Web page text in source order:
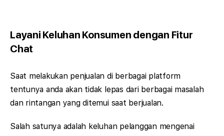
Layani Keluhan Konsumen dengan Fitur
Chat
Saat melakukan penjualan di berbagai platform
tentunya anda akan tidak lepas dari berbagai masalah
dan rintangan yang ditemui saat berjualan.
Salah satunya adalah keluhan pelanggan mengenai